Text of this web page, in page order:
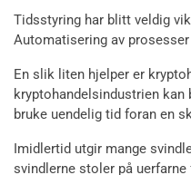
Tidsstyring har blitt veldig
Automatisering av
En slik liten hjelper er
kryptohandelsindustrien
bruke uendelig tid foran en
Imidlertid utgir mange
svindlerne stoler på